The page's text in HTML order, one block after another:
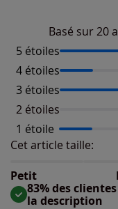
Basé sur 20
5 étoiles
4 étoiles
3 étoiles
2 étoiles
1 étoile
Cet article taille:
Petit
Répartition du
Taille
Taille petit :
Taille grand :
83% des
la description